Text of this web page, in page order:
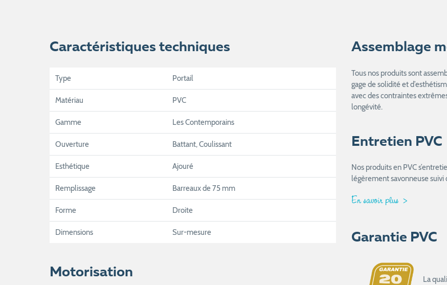
Caractéristiques techniques
Type Portail
Matériau PVC
Gamme Les Contemporains
Ouverture Battant, Coulissant
Esthétique Ajouré
Remplissage Barreaux de 75 mm
Forme Droite
Dimensions Sur-mesure
Motorisation
Assemblage
Tous nos produits sont
gage de solidité et
avec des contraintes
longévité.
Entretien PVC
Nos produits en PVC
légèrement savonneuse suivi
En savoir plus
Garantie PVC
La